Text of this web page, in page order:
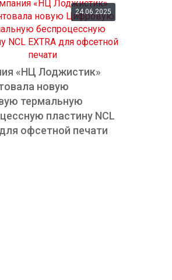
24.06.2025
«НЦ Лоджистик»
новую
термальную
пластину NCL
офсетной печати